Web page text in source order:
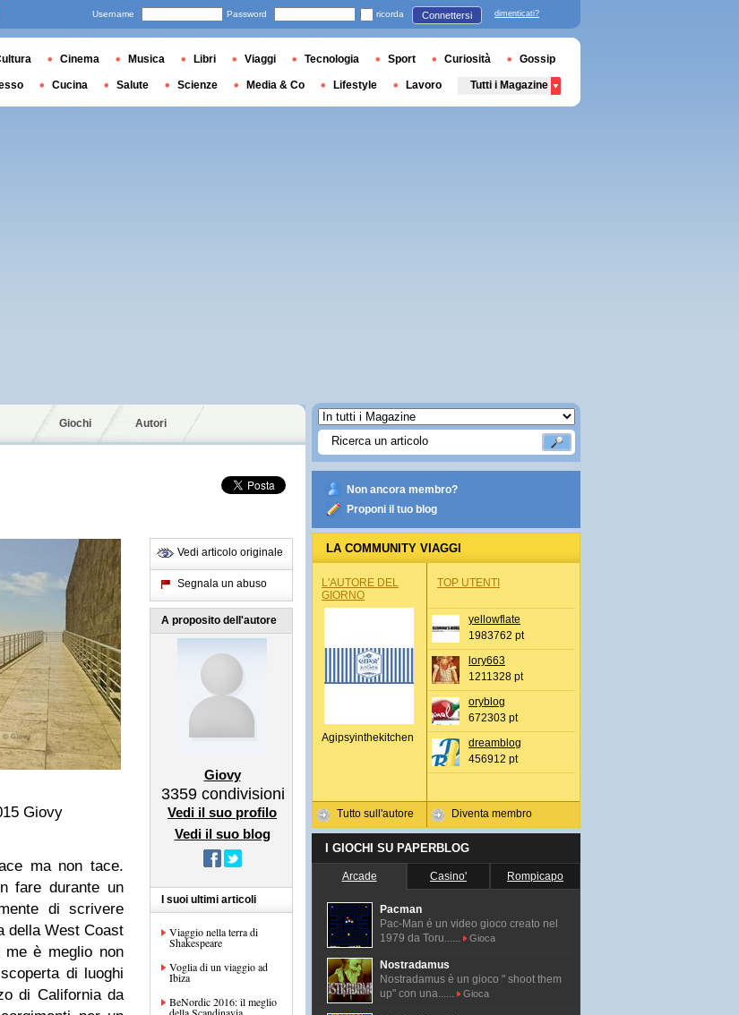
Giochi Autori
Giovy
ma non tace.
fare durante un
di scrivere
della West Coast
me è meglio non
di luoghi
di California da
Vedi articolo originale
Segnala un abuso
A proposito dell'autore
Giovy
3359 condivisioni
Vedi il suo profilo
Vedi il suo blog
I suoi ultimi articoli
Viaggio nella terra di
Shakespeare
Voglia di un viaggio ad
Ibiza
BeNordic 2016: il meglio
Non ancora membro?
Proponi il tuo blog
LA COMMUNITY VIAGGI
L'AUTORE DEL
GIORNO
Agipsyinthekitchen
Tutto sull'autore
TOP UTENTI
yellowflate
1983762 pt
lory663
1211328 pt
oryblog
672303 pt
dreamblog
456912 pt
Diventa membro
I GIOCHI SU PAPERBLOG
Arcade Casino' Rompicapo
Pacman
Pac-Man é un video gioco creato nel
1979 da Toru......
Gioca
Nostradamus
Nostradamus è un gioco " shoot them
up" con una......
Gioca
Username Password ricorda Connettersi dimenticati?
Cinema Musica Libri Viaggi Tecnologia Sport Curiosità Gossip
Cucina Salute Scienze Media & Co Lifestyle Lavoro Tutti i Magazine